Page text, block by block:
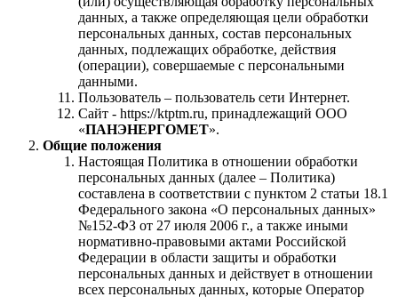
данных, а также определяющая цели обработки
персональных данных, состав персональных
данных, подлежащих обработке, действия
(операции), совершаемые с персональными
данными.
Пользователь – пользователь сети Интернет.
Сайт - https://ktptm.ru, принадлежащий ООО
«ПАНЭНЕРГОМЕТ».
Общие положения
Настоящая Политика в отношении обработки
персональных данных (далее – Политика)
составлена в соответствии с пунктом 2 статьи 18.1
Федерального закона «О персональных данных»
№152-ФЗ от 27 июля 2006 г., а также иными
нормативно-правовыми актами Российской
Федерации в области защиты и обработки
персональных данных и действует в отношении
всех персональных данных, которые Оператор